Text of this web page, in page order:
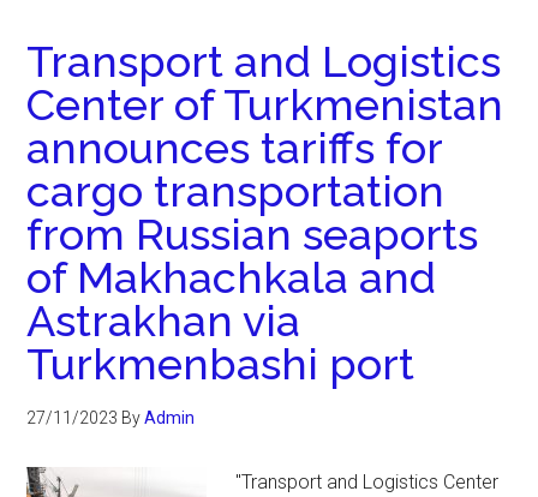
Transport and Logistics
Center of Turkmenistan
announces tariffs for
cargo transportation
from Russian seaports
of Makhachkala and
Astrakhan via
Turkmenbashi port
27/11/2023 ByAdmin
"Transport and Logistics Center